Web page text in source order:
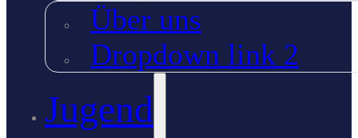
Über uns
Dropdown link 2
Jugend